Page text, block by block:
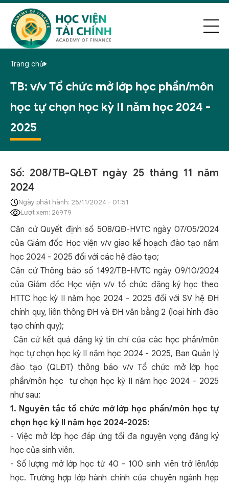
Trang chủ
TB: v/v Tổ chức mở lớp học phần/môn
học tự chọn học kỳ II năm học 2024 -
2025
Số: 208/TB-QLĐT ngày 25 tháng 11 năm
2024
Ngày phát hành: 25/11/2024 - 01:51
Lượt xem: 26979
Căn cứ Quyết định số 508/QĐ-HVTC ngày 07/05/2024
của Giám đốc Học viện v/v giao kế hoạch đào tạo năm
học 2024 - 2025 đối với các hệ đào tạo;
Căn cứ Thông báo số 1492/TB-HVTC ngày 09/10/2024
của Giám đốc Học viện v/v tổ chức đăng ký học theo
HTTC học kỳ II năm học 2024 - 2025 đối với SV hệ ĐH
chính quy, liên thông ĐH và ĐH văn bằng 2 (loại hình đào
tạo chính quy);
Căn cứ kết quả đăng ký tín chỉ của các học phần/môn
học tự chọn học kỳ II năm học 2024 - 2025, Ban Quản lý
đào tạo (QLĐT) thông báo v/v Tổ chức mở lớp học
phần/môn học tự chọn học kỳ II năm học 2024 - 2025
như sau:
1. Nguyên tắc tổ chức mở lớp học phần/môn học tự
chọn học kỳ II năm học 2024-2025:
- Việc mở lớp học đáp ứng tối đa nguyện vọng đăng ký
học của sinh viên.
- Số lượng mở lớp học từ 40 - 100 sinh viên trở lên/lớp
học. Trường hợp lớp hành chính của chuyên ngành hẹp